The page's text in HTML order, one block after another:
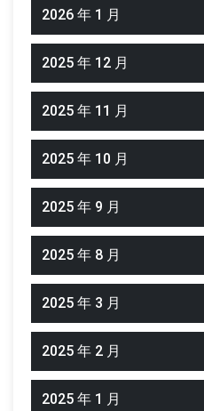
2026 年 1 月
2025 年 12 月
2025 年 11 月
2025 年 10 月
2025 年 9 月
2025 年 8 月
2025 年 3 月
2025 年 2 月
2025 年 1 月